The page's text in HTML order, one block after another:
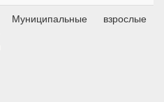
Муниципальные взрослые